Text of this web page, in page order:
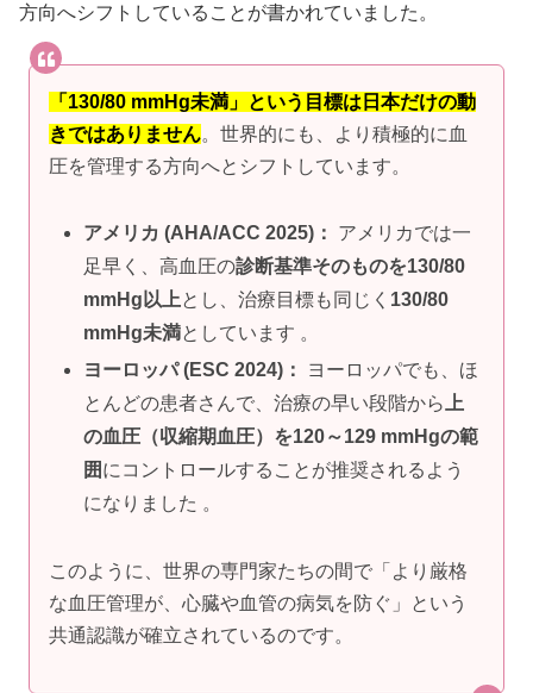
方向へシフトしていることが書かれていました。
「130/80 mmHg未満」という目標は日本だけの動
きではありません。世界的にも、より積極的に血
圧を管理する方向へとシフトしています。
アメリカ (AHA/ACC 2025)：
アメリカでは一
足早く、高血圧の診断基準そのものを130/80
mmHg以上とし、治療目標も同じく 130/80
mmHg未満としています 。
ヨーロッパ (ESC 2024)：
ヨーロッパでも、ほ
とんどの患者さんで、治療の早い段階から
上
の血圧（収縮期血圧）を120～129 mmHgの範
囲にコントロールすることが推奨されるよう
になりました 。
このように、世界の専門家たちの間で「より厳格
な血圧管理が、心臓や血管の病気を防ぐ」という
共通認識が確立されているのです。